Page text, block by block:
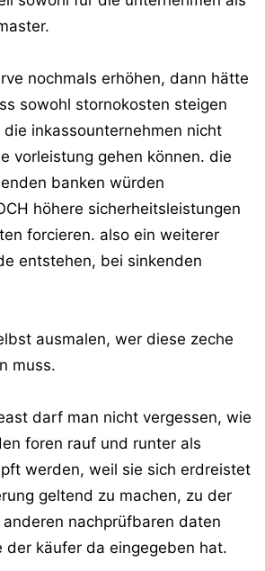
nochmals erhöhen, dann hätte
sowohl stornokosten steigen
inkassounternehmen nicht
vorleistung gehen können. die
banken würden
höhere sicherheitsleistungen
forcieren. also ein weiterer
entstehen, bei sinkenden
ausmalen, wer diese zeche
muss.
darf man nicht vergessen, wie
foren rauf und runter als
werden, weil sie sich erdreistet
geltend zu machen, zu der
nachprüfbaren daten
der käufer da eingegeben hat.